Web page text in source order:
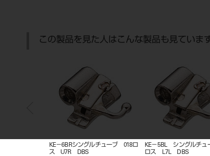
この製品を見た人はこんな製品も見ています
KE－6BRシングルチューブ 018ロ
ス U7R DBS
KE－5BL シングルチューブ 018
ロス L7L DBS